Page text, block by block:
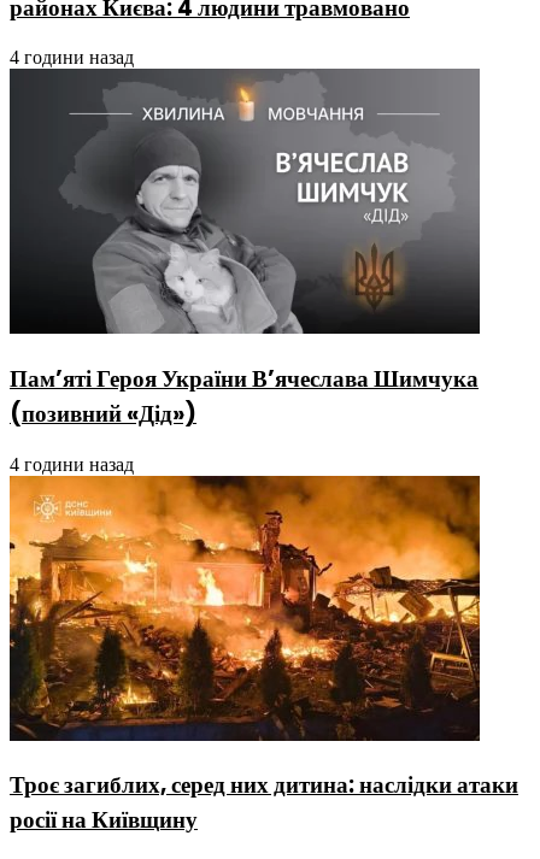
районах Києва: 4 людини травмовано
4 години назад
Пам’яті Героя України В’ячеслава Шимчука
(позивний «Дід»)
4 години назад
Троє загиблих, серед них дитина: наслідки атаки
росії на Київщину